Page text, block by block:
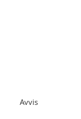
Avvis